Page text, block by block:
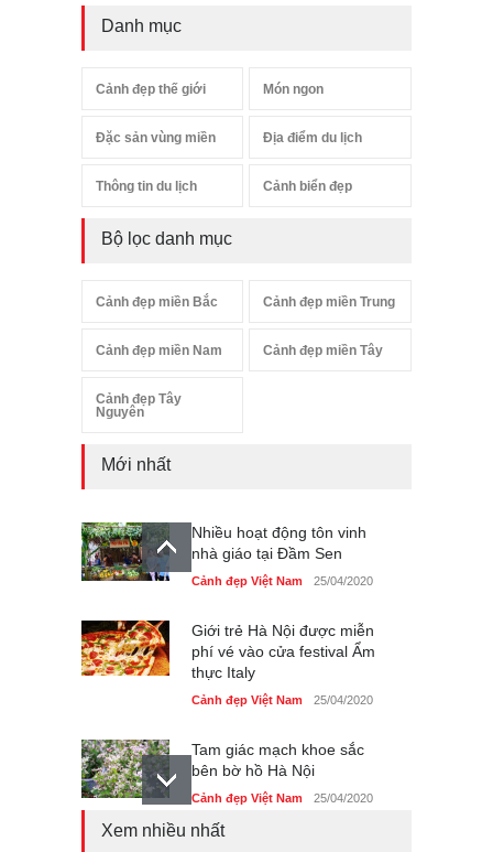
Danh mục
Cảnh đẹp thế giới Món ngon
Đặc sản vùng miền Địa điểm du lịch
Thông tin du lịch Cảnh biển đẹp
Bộ lọc danh mục
Cảnh đẹp miền Bắc Cảnh đẹp miền Trung
Cảnh đẹp miền Nam Cảnh đẹp miền Tây
Cảnh đẹp Tây
Nguyên
Mới nhất
Nhiều hoạt động tôn vinh
nhà giáo tại Đầm Sen
Cảnh đẹp Việt Nam 25/04/2020
Giới trẻ Hà Nội được miễn
phí vé vào cửa festival Ẩm
thực Italy
Cảnh đẹp Việt Nam 25/04/2020
Tam giác mạch khoe sắc
bên bờ hồ Hà Nội
Cảnh đẹp Việt Nam 25/04/2020
Xem nhiều nhất